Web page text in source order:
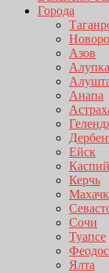
Города
Азов
Алупка
Анапа
Ейск
Керчь
Сочи
Туапсе
Ялта